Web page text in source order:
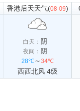
香港后天天气(08-09)
白天： 阴
夜间： 阴
28℃～ 34℃
西西北风 4级